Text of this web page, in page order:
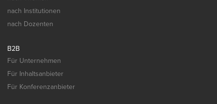
nach Institutionen
nach Dozenten
B2B
Für Unternehmen
Für Inhaltsanbieter
Für Konferenzanbieter